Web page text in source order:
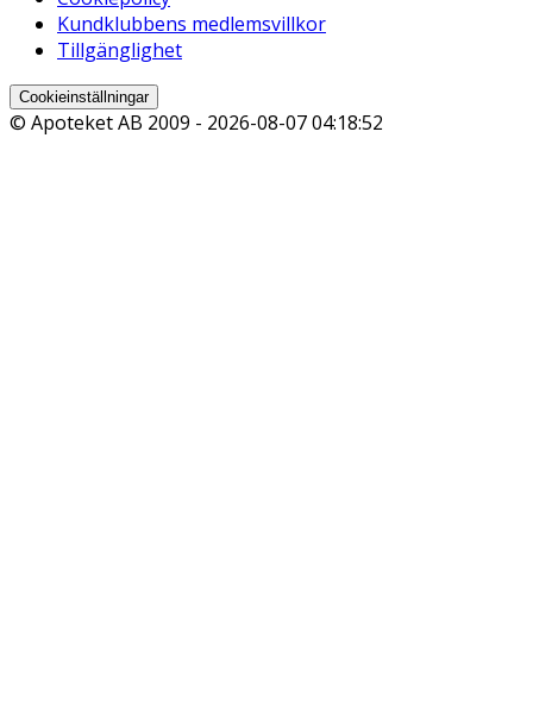
Kundklubbens medlemsvillkor
Tillgänglighet
Cookieinställningar
© Apoteket AB 2009 - 2026-08-07 04:18:52